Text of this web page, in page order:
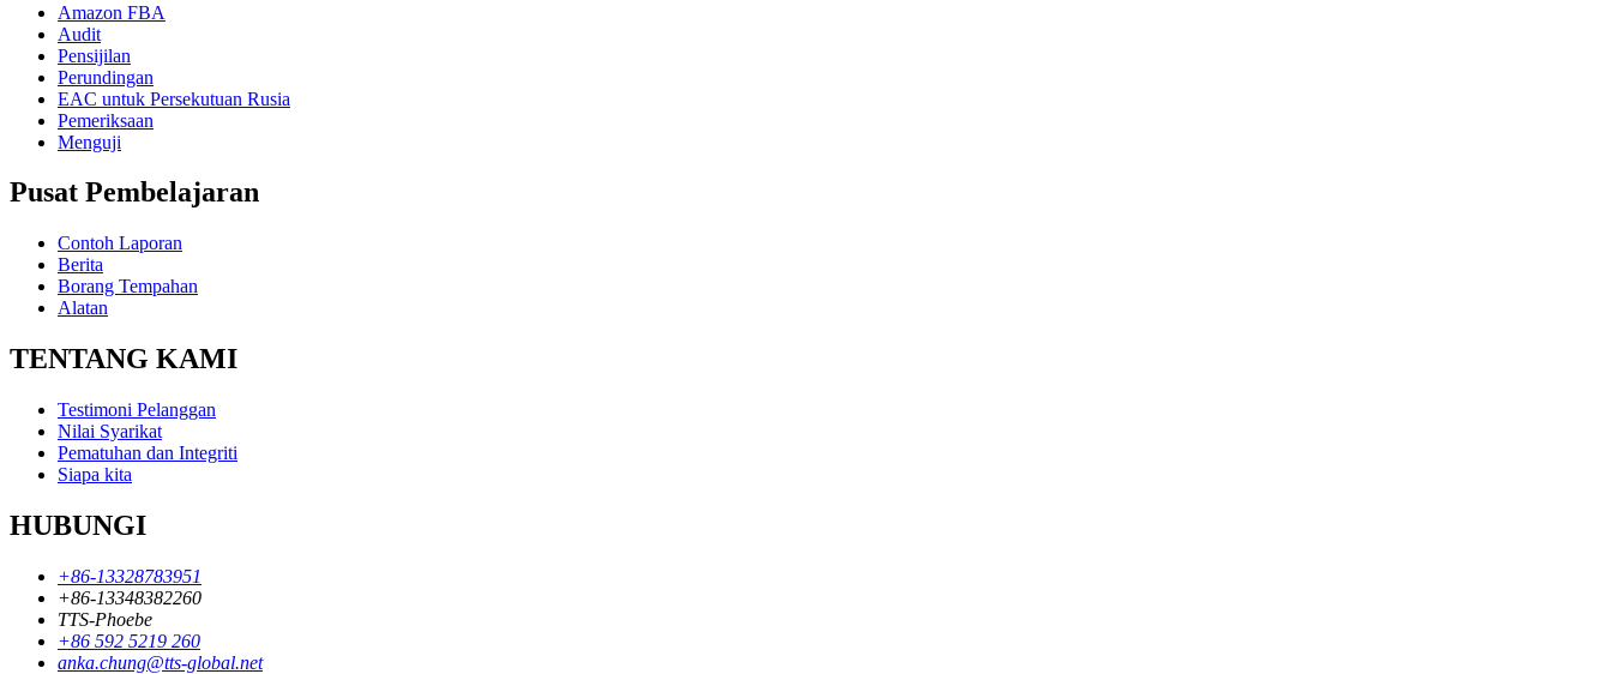
Amazon FBA
Audit
Pensijilan
Perundingan
EAC untuk Persekutuan Rusia
Pemeriksaan
Menguji
Pusat Pembelajaran
Contoh Laporan
Berita
Borang Tempahan
Alatan
TENTANG KAMI
Testimoni Pelanggan
Nilai Syarikat
Pematuhan dan Integriti
Siapa kita
HUBUNGI
+86-13328783951
+86-13348382260
TTS-Phoebe
+86 592 5219 260
anka.chung@tts-global.net